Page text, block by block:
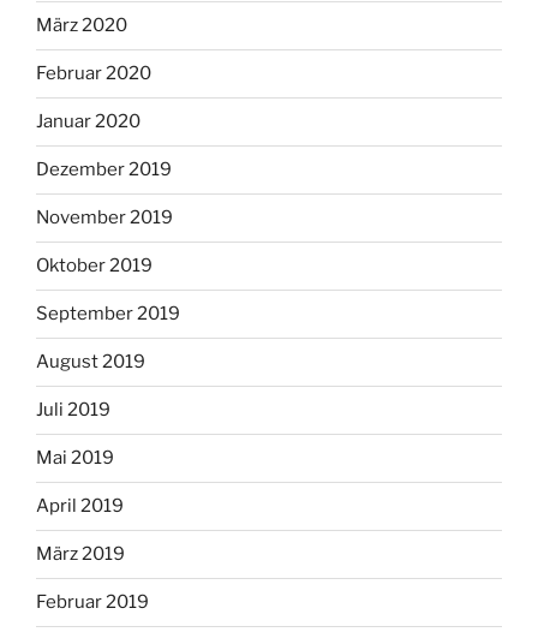
März 2020
Februar 2020
Januar 2020
Dezember 2019
November 2019
Oktober 2019
September 2019
August 2019
Juli 2019
Mai 2019
April 2019
März 2019
Februar 2019